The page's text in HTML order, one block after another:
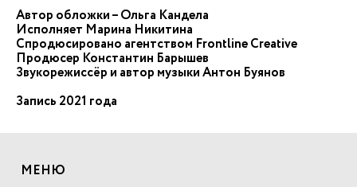
Автор обложки – Ольга Кандела
Исполняет Марина Никитина
Спродюсировано агентством Frontline Creative
Продюсер Константин Барышев
Звукорежиссёр и автор музыки Антон Буянов
Запись 2021 года
МЕНЮ